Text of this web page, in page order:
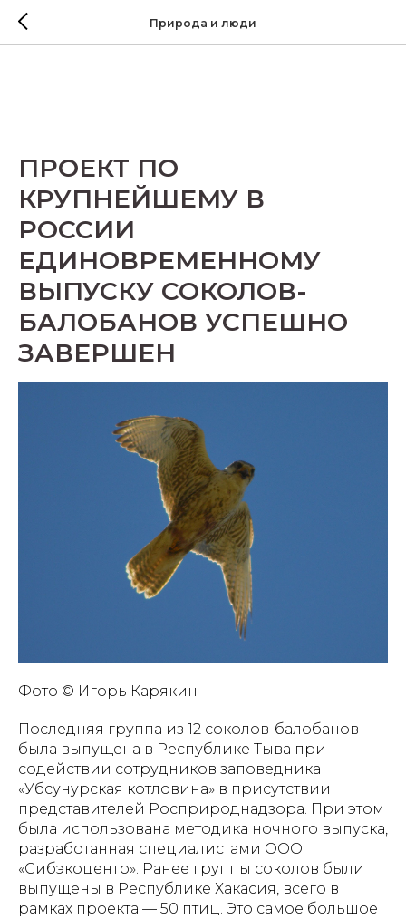
Природа и люди
ПРОЕКТ ПО
КРУПНЕЙШЕМУ В
РОССИИ
ЕДИНОВРЕМЕННОМУ
ВЫПУСКУ СОКОЛОВ-
БАЛОБАНОВ УСПЕШНО
ЗАВЕРШЕН
Фото © Игорь Карякин
Последняя группа из 12 соколов-балобанов
была выпущена в Республике Тыва при
содействии сотрудников заповедника
«Убсунурская котловина» в присутствии
представителей Росприроднадзора. При этом
была использована методика ночного выпуска,
разработанная специалистами ООО
«Сибэкоцентр». Ранее группы соколов были
выпущены в Республике Хакасия, всего в
рамках проекта — 50 птиц. Это самое большое